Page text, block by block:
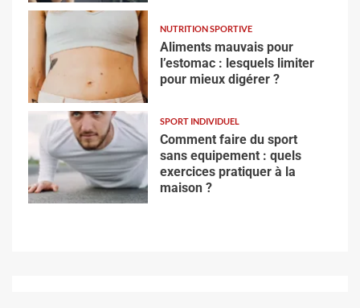
NUTRITION SPORTIVE
Aliments mauvais pour
l’estomac : lesquels limiter
pour mieux digérer ?
SPORT INDIVIDUEL
Comment faire du sport
sans equipement : quels
exercices pratiquer à la
maison ?